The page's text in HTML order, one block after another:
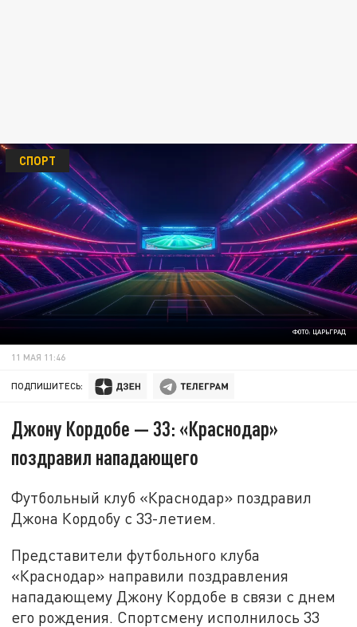
ФОТО: ЦАРЬГРАД
СПОРТ
11 МАЯ 11:46
ПОДПИШИТЕСЬ:
Джону Кордобе — 33: «Краснодар»
поздравил нападающего
Футбольный клуб «Краснодар» поздравил
Джона Кордобу с 33-летием.
Представители футбольного клуба
«Краснодар» направили поздравления
нападающему Джону Кордобе в связи с днем
его рождения. Спортсмену исполнилось 33